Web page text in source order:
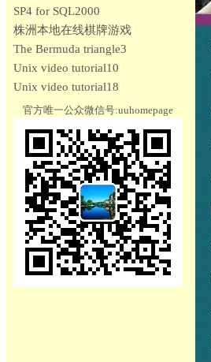
SP4 for SQL2000
株洲本地在线棋牌游戏
The Bermuda triangle3
Unix video tutorial10
Unix video tutorial18
官方唯一公众微信号:uuhomepage